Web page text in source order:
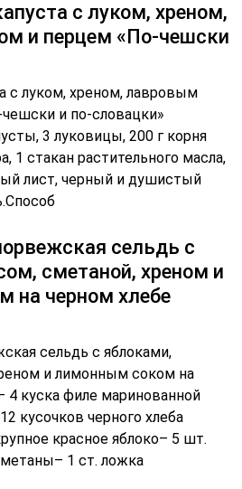
с луком, хреном,
и перцем «По-чешски
с луком, хреном, лавровым
и по-словацки»
3 луковицы, 200 г корня
1 стакан растительного масла,
лист, черный и душистый
сельдь с
сметаной, хреном и
на черном хлебе
сельдь с яблоками,
и лимонным соком на
4 куска филе маринованной
кусочков черного хлеба
красное яблоко– 5 шт.
1 ст. ложка